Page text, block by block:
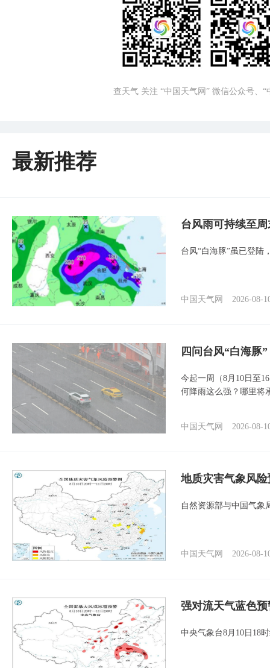
查天气 关注 “中国天气网” 微信公众号、
最新推荐
台风雨可持续至
台风“白海豚”虽已登陆
中国天气网 2026-08-
四问台风“白海豚
今起一周（8月10日至
何降雨这么强？哪里将
中国天气网 2026-08-
地质灾害气象风
自然资源部与中国气象
中国天气网 2026-08-
强对流天气蓝色
中央气象台8月10日18